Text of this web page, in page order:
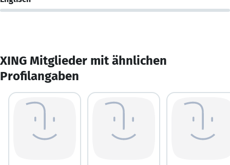
XING Mitglieder mit ähnlichen
Profilangaben